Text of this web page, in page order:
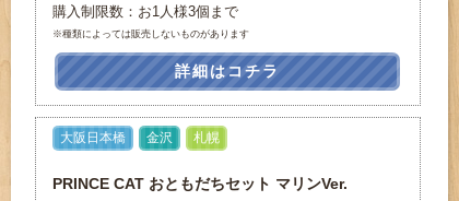
購入制限数：お1人様3個まで
※種類によっては販売しないものがあります
詳細はコチラ
大阪日本橋 金沢 札幌
PRINCE CAT おともだちセット マリンVer.